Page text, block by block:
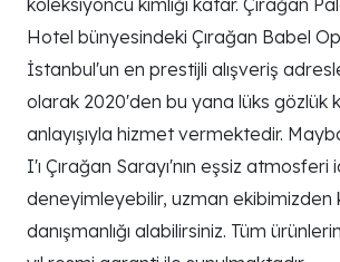
koleksiyoncu kimliği katar. Çırağan
Hotel bünyesindeki Çırağan Babel
İstanbul'un en prestijli alışveriş
olarak 2020'den bu yana lüks gözlük
anlayışıyla hizmet vermektedir.
I'ı Çırağan Sarayı'nın eşsiz
deneyimleyebilir, uzman ekibimizden
danışmanlığı alabilirsiniz. Tüm